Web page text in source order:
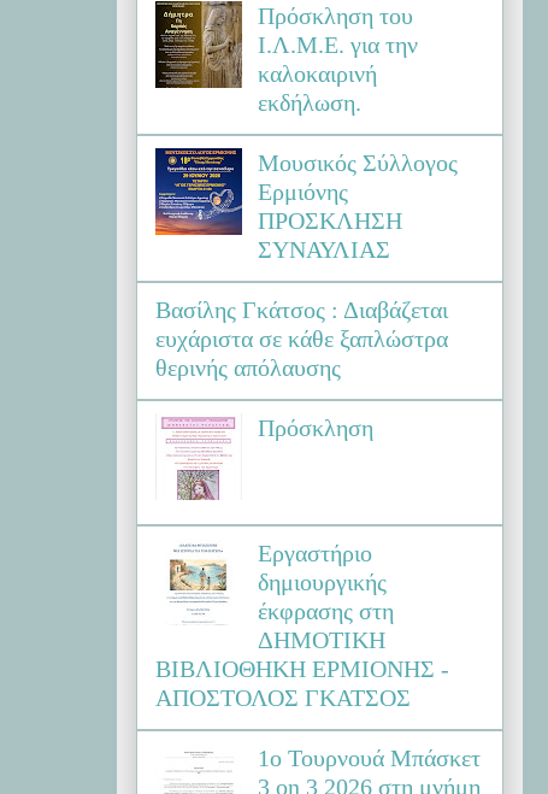
Πρόσκληση του
Ι.Λ.Μ.Ε. για την
καλοκαιρινή
εκδήλωση.
Μουσικός Σύλλογος
Ερμιόνης
ΠΡΟΣΚΛΗΣΗ
ΣΥΝΑΥΛΙΑΣ
Βασίλης Γκάτσος : Διαβάζεται
ευχάριστα σε κάθε ξαπλώστρα
θερινής απόλαυσης
Πρόσκληση
Εργαστήριο
δημιουργικής
έκφρασης στη
ΔΗΜΟΤΙΚΗ
ΒΙΒΛΙΟΘΗΚΗ ΕΡΜΙΟΝΗΣ -
ΑΠΟΣΤΟΛΟΣ ΓΚΑΤΣΟΣ
1ο Τουρνουά Μπάσκετ
3 on 3 2026 στη μνήμη